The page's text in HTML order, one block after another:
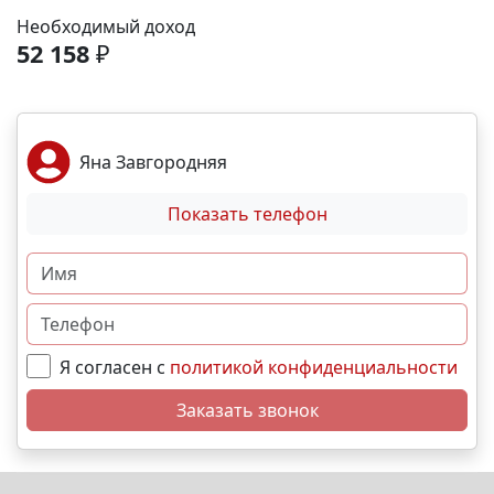
рассрочка от застройщика; Семейная, военная
,базовая,IT- ипотека; Материнский капитал;
Дистанционная покупка. 📞Свяжитесь с нами прямо
вас! N1269
Необходимый доход
52 158 ₽
Яна Завгородняя
Показать телефон
Я согласен с политикой конфиденциальности
Заказать звонок